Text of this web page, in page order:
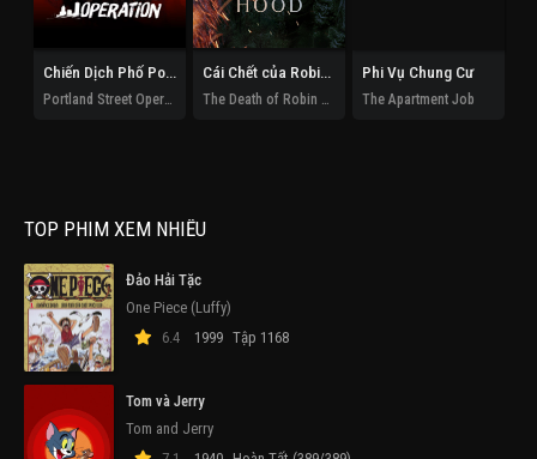
Chiến Dịch Phố Portland Cái Chết của Robin Hood Phi Vụ Chung Cư
The Apartment Job
TOP PHIM XEM NHIỀU
Đảo Hải Tặc
One Piece (Luffy)
6.4
1999 Tập 1168
Tom và Jerry
Tom and Jerry